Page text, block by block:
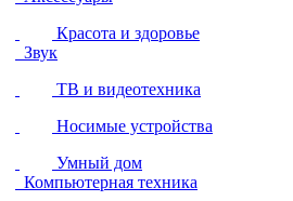
Красота и здоровье
Звук
ТВ и видеотехника
Носимые устройства
Умный дом
Компьютерная техника